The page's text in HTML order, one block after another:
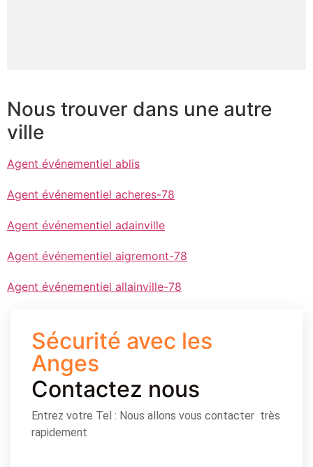
Nous trouver dans une autre
ville
Agent événementiel ablis
Agent événementiel acheres-78
Agent événementiel adainville
Agent événementiel aigremont-78
Agent événementiel allainville-78
Sécurité avec les
Anges
Contactez nous
Entrez votre Tel : Nous allons vous contacter très
rapidement